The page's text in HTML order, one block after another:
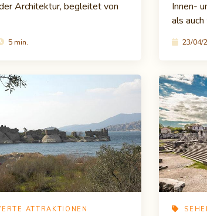
Architektur, begleitet von
5 min.
Innen-
als
23/04/
ATTRAKTIONEN